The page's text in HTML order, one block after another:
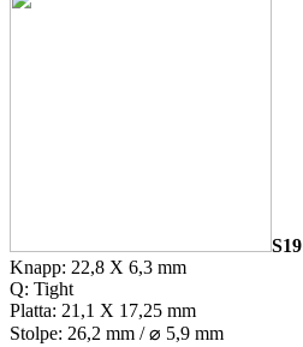
S19
Knapp: 22,8 X 6,3 mm
Q: Tight
Platta: 21,1 X 17,25 mm
Stolpe: 26,2 mm / ⌀ 5,9 mm